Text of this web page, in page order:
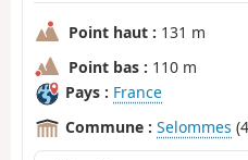
Point haut : 131 m
Point bas : 110 m
Pays : France
Commune : Selommes